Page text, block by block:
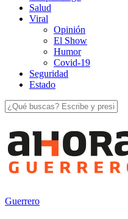
Salud
Viral
Opinión
El Show
Humor
Covid-19
Seguridad
Estado
Guerrero